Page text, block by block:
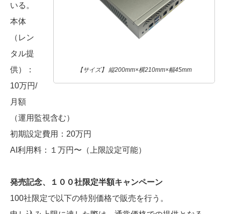
【サイズ】 縦200mm×横210mm×幅45mm
いる。
本体
（レン
タル提
供）：
10万円/
月額
（運用監視含む）
初期設定費用：20万円
AI利用料：１万円〜（上限設定可能）
発売記念、１００社限定半額キャンペーン
100社限定で以下の特別価格で販売を行う。